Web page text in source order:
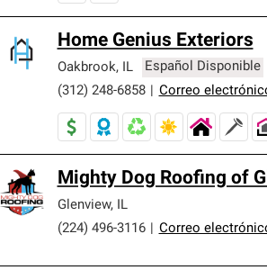
Home Genius Exteriors
Oakbrook, IL
Español Disponible
(312) 248-6858
Correo
Mighty Dog Roofing of
Glenview,
IL
(224) 496-3116
Correo